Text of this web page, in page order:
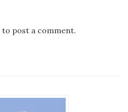
to post a comment.